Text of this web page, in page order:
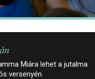
Miára lehet a jutalma
versenyén.